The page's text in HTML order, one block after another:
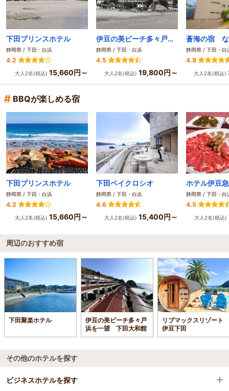
下田プリンスホテル
静岡県 / 下田・白浜
4.2
大人2名(税込) 15,660円～
伊豆の美ビーチ多々戸浜を一望 下田大和館
静岡県 / 下田・白浜
4.5
大人2名(税込) 19,800円～
蒼海の宿 な
静岡県 / 下田・白
4.8
大人2名(税込)
# BBQが楽しめる宿
下田プリンスホテル
静岡県 / 下田・白浜
4.2
大人2名(税込) 15,660円～
下田ベイクロシオ
静岡県 / 下田・白浜
4.6
大人2名(税込) 15,400円～
ホテル伊豆急
静岡県 / 下田・白
4.5
大人2名(税込)
周辺のおすすめ宿
下田聚楽ホテル
伊豆の美ビーチ多々戸
浜を一望 下田大和館
リブマックスリゾート
伊豆下田
その他のホテルを探す
ビジネスホテルを探す